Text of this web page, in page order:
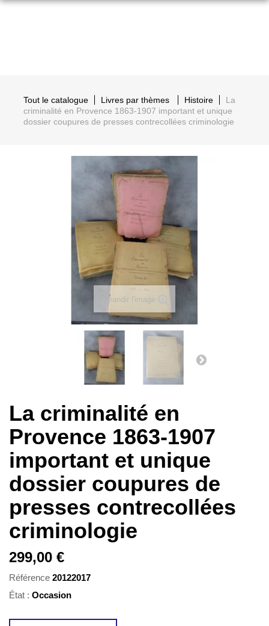
Tout le catalogue Livres par thèmes Histoire
La
criminalité en Provence 1863-1907 important et unique
dossier coupures de presses contrecollées criminologie
Agrandir l'image
La criminalité en
Provence 1863-1907
important et unique
dossier coupures de
presses contrecollées
criminologie
299,00 €
Référence 20122017
État : Occasion